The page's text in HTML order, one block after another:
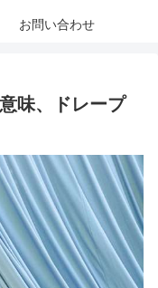
お問い合わせ
味、ドレープ